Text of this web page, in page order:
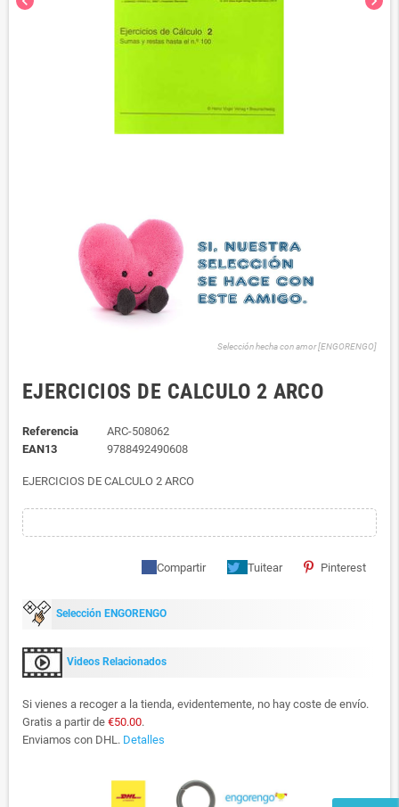
Selección hecha con amor [ENGORENGO]
EJERCICIOS DE CALCULO 2 ARCO
Referencia
ARC-508062
EAN13
9788492490608
EJERCICIOS DE CALCULO 2 ARCO
Compartir Tuitear Pinterest
Selección ENGORENGO
Videos Relacionados
Si vienes a recoger a la tienda, evidentemente, no hay coste de envío.
Gratis a partir de €50.00.
Enviamos con DHL. Detalles